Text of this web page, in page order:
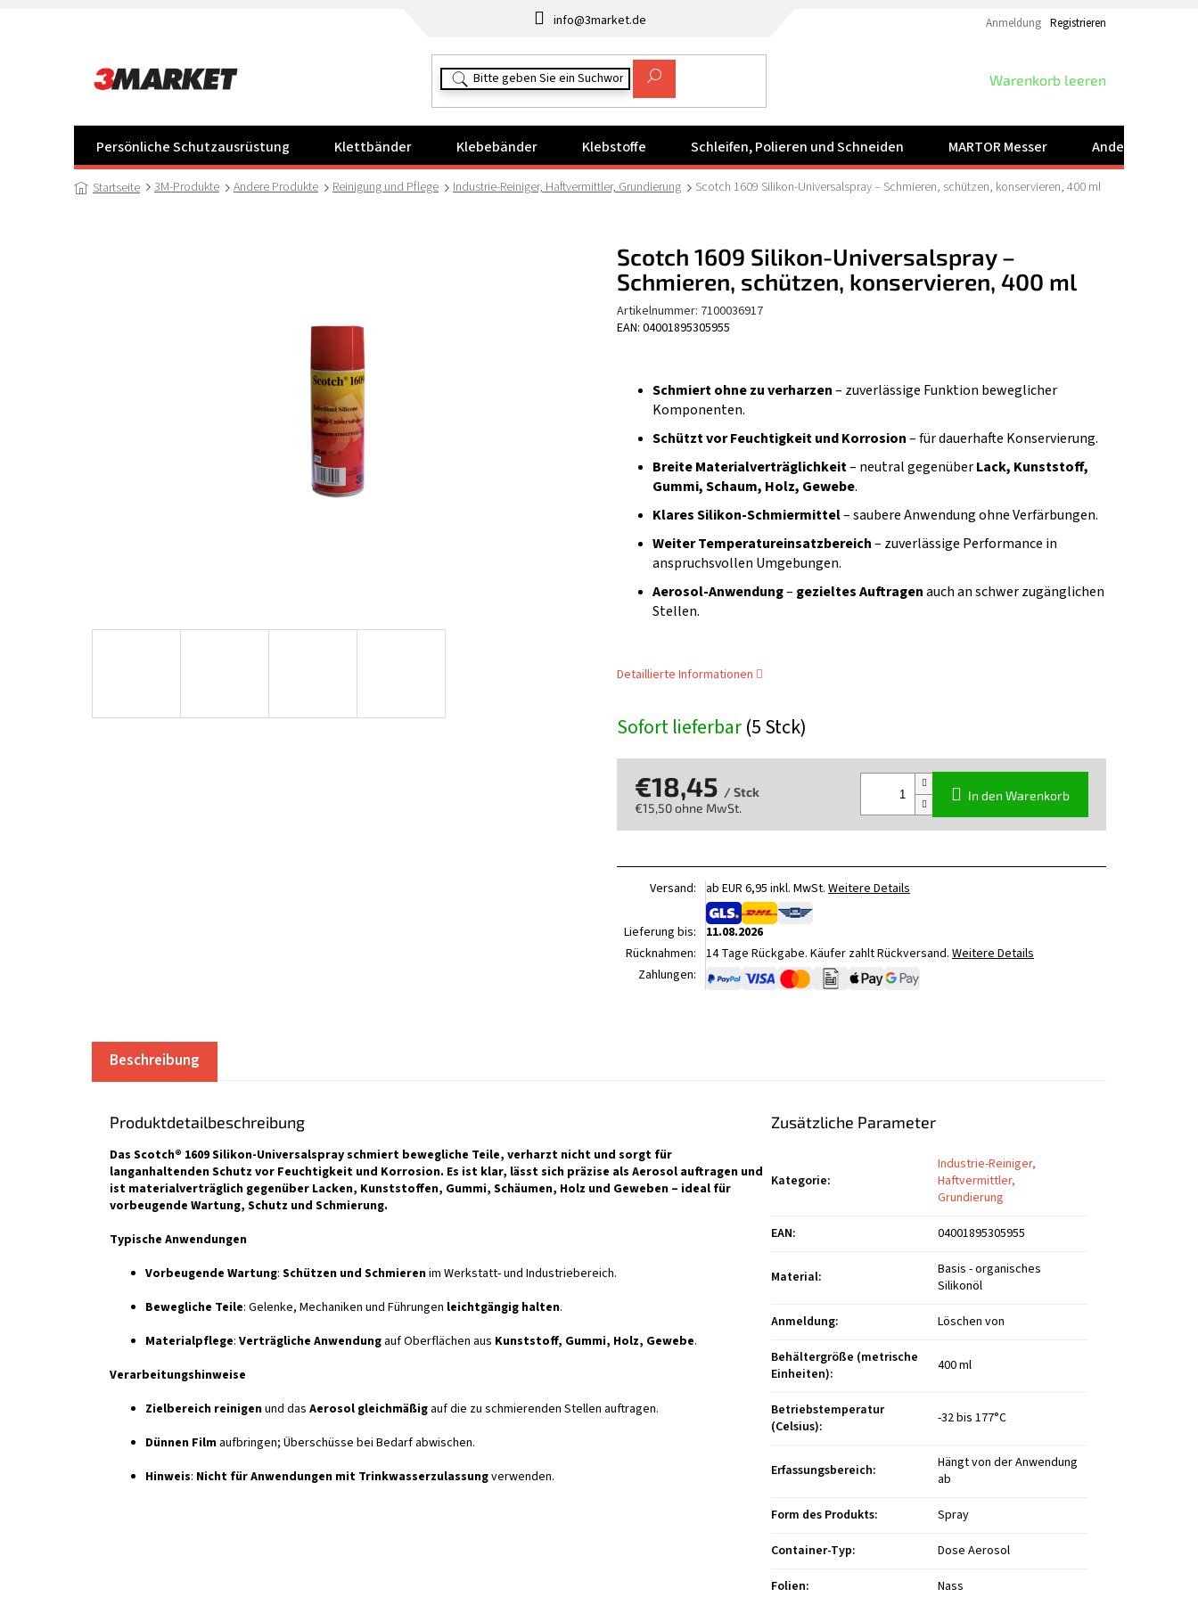
info@3market.de Anmeldung Registrieren
WARENKORB
Warenkorb leeren
Persönliche Schutzausrüstung Klettbänder Klebebänder Klebstoffe Schleifen, Polieren und Schneiden MARTOR Messer Andere Produkte
Startseite 3M-Produkte Andere Produkte Reinigung und Pflege Industrie-Reiniger, Haftvermittler, Grundierung Scotch 1609 Silikon-Universalspray – Schmieren, schützen, konservieren, 400 ml
Sofort lieferbar(5 Stck)
Schmiert ohne zu verharzen– zuverlässige Funktion beweglicher
Komponenten.
Schützt vor Feuchtigkeit und Korrosion– für dauerhafte Konservierung.
Breite Materialverträglichkeit– neutral gegenüberLack, Kunststoff,
Gummi, Schaum, Holz, Gewebe.
Klares Silikon-Schmiermittel– saubere Anwendung ohne Verfärbungen.
Weiter Temperatureinsatzbereich– zuverlässige Performance in
anspruchsvollen Umgebungen.
Aerosol-Anwendung– gezieltes Auftragenauch an schwer zugänglichen
Stellen.
Detaillierte Informationen
€18,45 / Stck
€15,50 ohne MwSt.
In den Warenkorb
Scotch 1609 Silikon-Universalspray –
Schmieren, schützen, konservieren, 400 ml
Artikelnummer: 7100036917
EAN: 04001895305955
Versand: ab EUR 6,95 inkl. MwSt. Weitere Details
Lieferung bis:
11.08.2026
Rücknahmen: 14 Tage Rückgabe. Käufer zahlt Rückversand. Weitere Details
Zahlungen:
Beschreibung
Produktdetailbeschreibung
Das Scotch® 1609 Silikon-Universalspray schmiert bewegliche Teile, verharzt nicht und sorgt für
langanhaltenden Schutz vor Feuchtigkeit und Korrosion. Es ist klar, lässt sich präzise als Aerosol auftragen und
ist materialverträglich gegenüber Lacken, Kunststoffen, Gummi, Schäumen, Holz und Geweben – ideal für
vorbeugende Wartung, Schutz und Schmierung.
Typische Anwendungen
Vorbeugende Wartung: Schützen und Schmierenim Werkstatt- und Industriebereich.
Bewegliche Teile: Gelenke, Mechaniken und Führungen leichtgängig halten.
Materialpflege: Verträgliche Anwendung auf Oberflächen aus Kunststoff, Gummi, Holz, Gewebe.
Verarbeitungshinweise
Zielbereich reinigenund das Aerosol gleichmäßig auf die zu schmierenden Stellen auftragen.
Dünnen Film aufbringen; Überschüsse bei Bedarf abwischen.
Hinweis: Nicht für Anwendungen mit Trinkwasserzulassungverwenden.
Zusätzliche Parameter
Kategorie:
Industrie-Reiniger,
Haftvermittler,
Grundierung
EAN: 04001895305955
Material:
Basis - organisches
Silikonöl
Anmeldung:
Löschen von
Behältergröße (metrische
Einheiten): 400 ml
Betriebstemperatur
(Celsius): -32 bis 177°C
Erfassungsbereich:
Hängt von der Anwendung
ab
Form des Produkts:
Spray
Container-Typ:
Dose Aerosol
Folien: Nass